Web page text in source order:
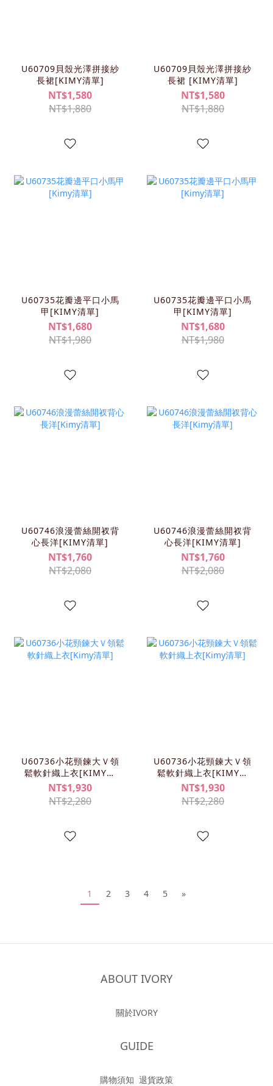
U60709貝殼光澤拼接紗
長裙[KIMY清單]
NT$1,580
NT$1,880
U60709貝殼光澤拼接紗
長裙 [KIMY清單]
NT$1,580
NT$1,880
U60735花瓣邊平口小馬
甲[KIMY清單]
NT$1,680
NT$1,980
U60735花瓣邊平口小馬
甲[KIMY清單]
NT$1,680
NT$1,980
U60746浪漫蕾絲開衩背
心長洋[KIMY清單]
NT$1,760
NT$2,080
U60746浪漫蕾絲開衩背
心長洋[KIMY清單]
NT$1,760
NT$2,080
U60736小花頸鍊大Ｖ領
鬆軟針織上衣[KIMY清
單]
NT$1,930
NT$2,280
U60736小花頸鍊大Ｖ領
鬆軟針織上衣[KIMY清
單]
NT$1,930
NT$2,280
1 2 3 4 5 »
ABOUT IVORY
關於IVORY
GUIDE
購物須知 退貨政策